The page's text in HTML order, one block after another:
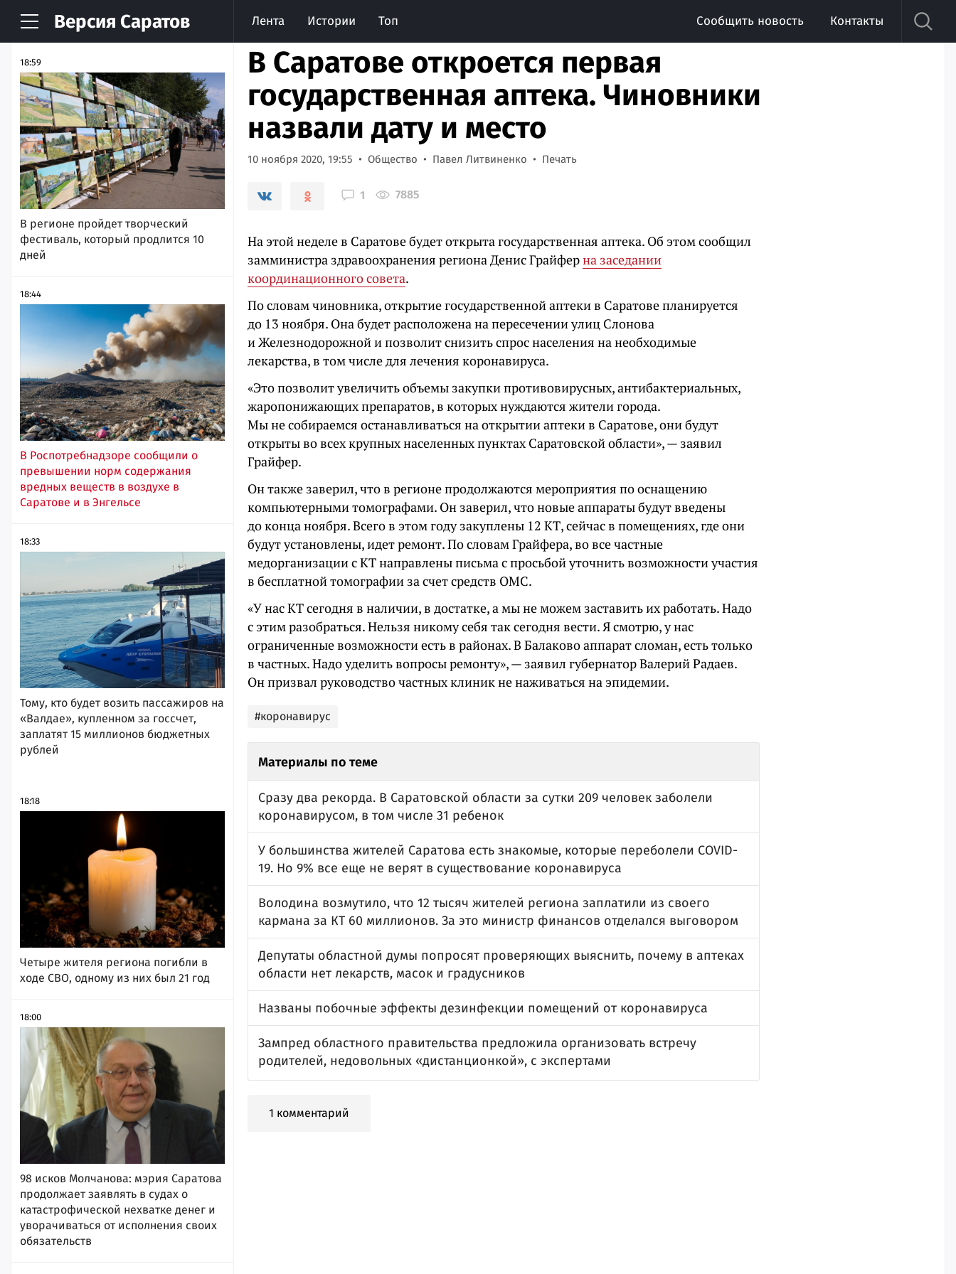
Версия Саратов Лента Истории Топ Сообщить новость Контакты
НОВОСТИ АРХИВ
18:59
В регионе пройдет творческий
фестиваль, который продлится 10
дней
18:44
В Роспотребнадзоре сообщили о
превышении норм содержания
вредных веществ в воздухе в
Саратове и в Энгельсе
18:33
Тому, кто будет возить пассажиров на
«Валдае», купленном за госсчет,
заплатят 15 миллионов бюджетных
рублей
18:18
Четыре жителя региона погибли в
ходе СВО, одному из них был 21 год
18:00
98 исков Молчанова: мэрия Саратова
продолжает заявлять в судах о
катастрофической нехватке денег и
уворачиваться от исполнения своих
обязательств
В Саратове откроется первая
государственная аптека. Чиновники
назвали дату и место
10 ноября 2020, 19:55 Общество Павел Литвиненко Печать
1 7885
На этой неделе в Саратове будет открыта государственная аптека. Об этом сообщил
замминистра здравоохранения региона Денис Грайферна заседании
координационного совета.
По словам чиновника, открытие государственной аптеки в Саратове планируется
до 13 ноября. Она будет расположена на пересечении улиц Слонова
и Железнодорожной и позволит снизить спрос населения на необходимые
лекарства, в том числе для лечения коронавируса.
«Это позволит увеличить объемы закупки противовирусных, антибактериальных,
жаропонижающих препаратов, в которых нуждаются жители города.
Мы не собираемся останавливаться на открытии аптеки в Саратове, они будут
открыты во всех крупных населенных пунктах Саратовской области», — заявил
Грайфер.
Он также заверил, что в регионе продолжаются мероприятия по оснащению
компьютерными томографами. Он заверил, что новые аппараты будут введены
до конца ноября. Всего в этом году закуплены 12 КТ, сейчас в помещениях, где они
будут установлены, идет ремонт. По словам Грайфера, во все частные
медорганизации с КТ направлены письма с просьбой уточнить возможности участия
в бесплатной томографии за счет средств ОМС.
«У нас КТ сегодня в наличии, в достатке, а мы не можем заставить их работать. Надо
с этим разобраться. Нельзя никому себя так сегодня вести. Я смотрю, у нас
ограниченные возможности есть в районах. В Балаково аппарат сломан, есть только
в частных. Надо уделить вопросы ремонту», — заявил губернатор Валерий Радаев.
Он призвал руководство частных клиник не наживаться на эпидемии.
#коронавирус
Материалы по теме
Сразу два рекорда. В Саратовской области за сутки 209 человек заболели
коронавирусом, в том числе 31 ребенок
У большинства жителей Саратова есть знакомые, которые переболели COVID-
19. Но 9% все еще не верят в существование коронавируса
Володина возмутило, что 12 тысяч жителей региона заплатили из своего
кармана за КТ 60 миллионов. За это министр финансов отделался выговором
Депутаты областной думы попросят проверяющих выяснить, почему в аптеках
области нет лекарств, масок и градусников
Названы побочные эффекты дезинфекции помещений от коронавируса
Зампред областного правительства предложила организовать встречу
родителей, недовольных «дистанционкой», с экспертами
1 комментарий